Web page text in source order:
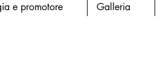
e promotore Galleria